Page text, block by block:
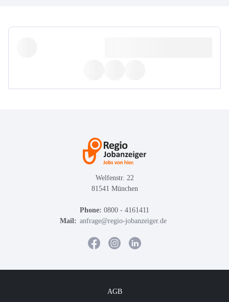
Welfenstr. 22
81541 München
Phone: 0800 - 4161411
Mail: anfrage@regio-jobanzeiger.de
AGB